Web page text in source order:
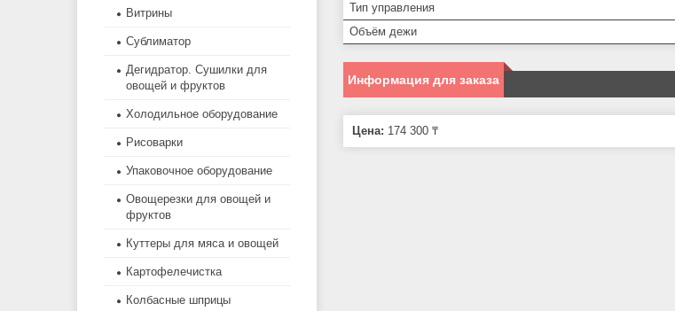
Тип управления
Объём дежи
Информация для заказа
Цена: 174 300 ₸
Витрины
Сублиматор
Дегидратор. Сушилки для
овощей и фруктов
Холодильное оборудование
Рисоварки
Упаковочное оборудование
Овощерезки для овощей и
фруктов
Куттеры для мяса и овощей
Картофелечистка
Колбасные шприцы